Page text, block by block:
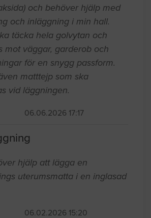
och behöver hjälp med
och inläggning i min hall.
täcka hela golvytan och
mot väggar, garderob och
för en snygg passform.
matttejp som ska
vid läggningen.
06.06.2026 17:17
hjälp att lägga en
uterumsmatta i en inglasad
06.02.2026 15:20